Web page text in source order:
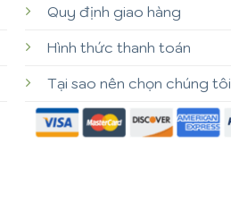
Quy định giao hàng
Hình thức thanh toán
Tại sao nên chọn chúng tôi